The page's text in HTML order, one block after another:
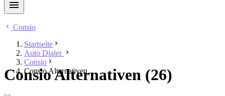
Consio
Startseite
Auto Dialer
Consio
Consio Alternativen
Consio Alternativen (26)